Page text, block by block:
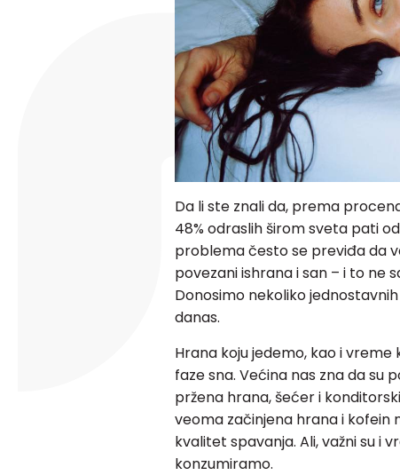
Da li ste znali da, prema
48% odraslih širom sveta pati
problema često se previđa da
povezani ishrana i san – i to ne
Donosimo nekoliko
danas.
Hrana koju jedemo, kao i
faze sna. Većina nas zna da su
pržena hrana, šećer i
veoma začinjena hrana i kofein
kvalitet spavanja. Ali, važni su i
konzumiramo.